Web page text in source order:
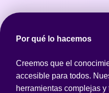
Por qué lo hacemos
Creemos que el
accesible para todos.
herramientas complejas